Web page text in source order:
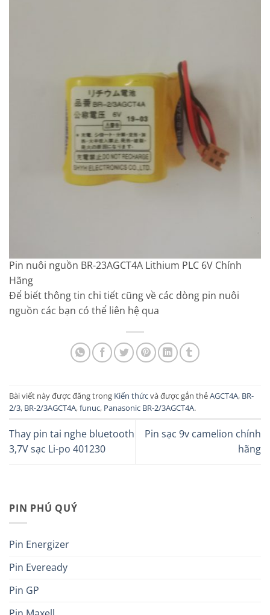
PIN PHÚ QUÝ
Pin Energizer
Pin Eveready
Pin GP
Pin nuôi nguồn BR-23AGCT4A Lithium PLC 6V Chính
Hãng
Để biết thông tin chi tiết cũng về các dòng pin nuôi
nguồn các bạn có thể liên hệ qua
Bài viết này được đăng trong Kiến thứcvà được gắn thẻAGCT4A, BR-
2/3, BR-2/3AGCT4A,funuc, Panasonic BR-2/3AGCT4A.
Thay pin tai nghe bluetooth
3,7V sạc Li-po 401230
Pin sạc 9v camelion chính
hãng